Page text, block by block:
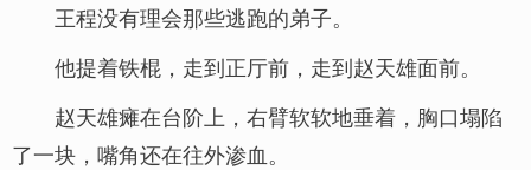
王程没有理会那些逃跑的弟子。
他提着铁棍，走到正厅前，走到赵天雄面前。
赵天雄瘫在台阶上，右臂软软地垂着，胸口塌陷
了一块，嘴角还在往外渗血。